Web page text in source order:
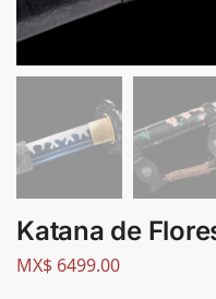
Katana de
MX$ 6499.00